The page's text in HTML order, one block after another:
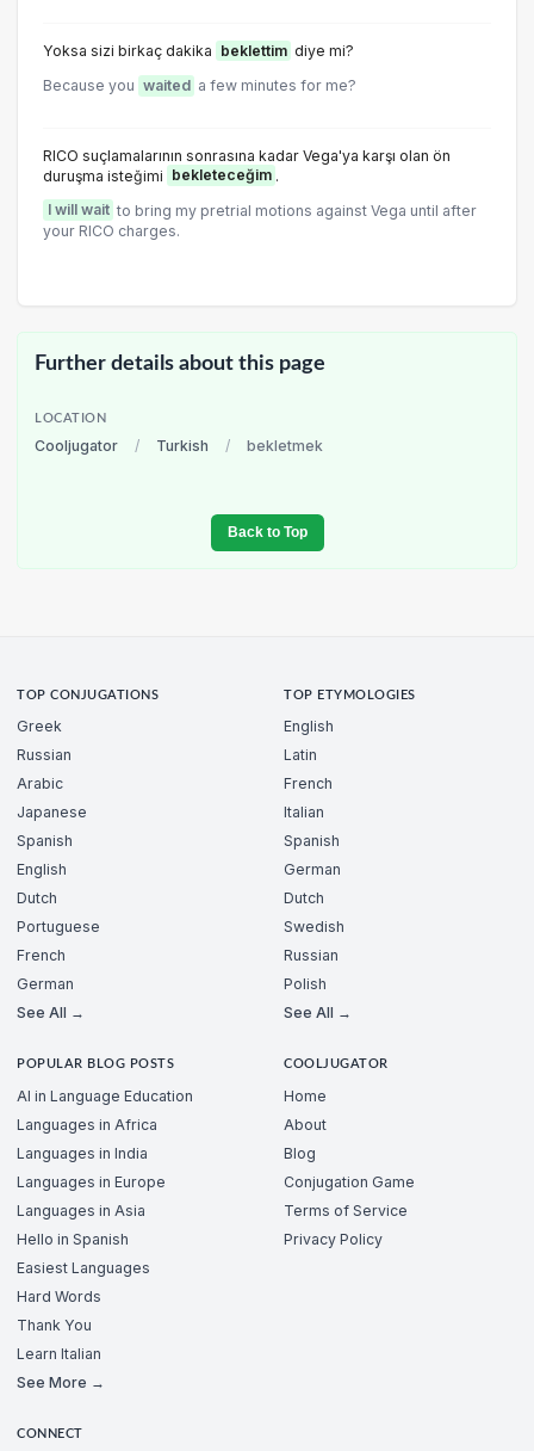
Yoksa sizi birkaç dakika beklettim diye mi?
Because you waited a few minutes for me?
RICO suçlamalarının sonrasına kadar Vega'ya karşı olan ön
duruşma isteğimi bekleteceğim .
I will wait to bring my pretrial motions against Vega until after
your RICO charges.
Further details about this page
LOCATION
Cooljugator / Turkish / bekletmek
Back to Top
TOP CONJUGATIONS
Greek
Russian
Arabic
Japanese
Spanish
English
Dutch
Portuguese
French
German
See All →
TOP ETYMOLOGIES
English
Latin
French
Italian
Spanish
German
Dutch
Swedish
Russian
Polish
See All →
POPULAR BLOG POSTS
AI in Language Education
Languages in Africa
Languages in India
Languages in Europe
Languages in Asia
Hello in Spanish
Easiest Languages
Hard Words
Thank You
Learn Italian
See More →
COOLJUGATOR
Home
About
Blog
Conjugation Game
Terms of Service
Privacy Policy
CONNECT